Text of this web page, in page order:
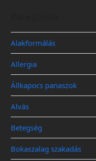
Alakformálás
Allergia
Állkapocs panaszok
Alvás
Betegség
Bokaszalag szakadás